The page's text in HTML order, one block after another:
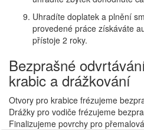
Uhradíte doplatek a plnění
provedené práce získáváte
přístoje 2 roky.
Bezprašné
krabic a drážkování
Otvory pro krabice frézujeme
Drážky pro vodiče frézujeme
Finalizujeme povrchy pro